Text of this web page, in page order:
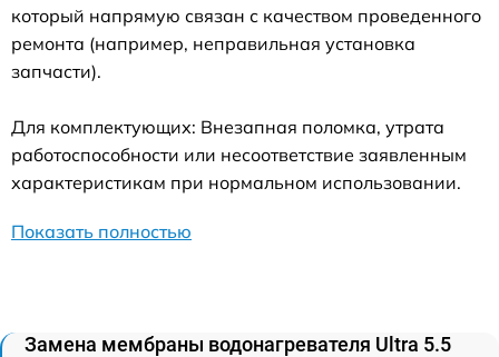
который напрямую связан с качеством проведенного
ремонта (например, неправильная установка
запчасти).
Для комплектующих: Внезапная поломка, утрата
работоспособности или несоответствие заявленным
характеристикам при нормальном использовании.
Показать полностью
Замена мембраны водонагревателя Ultra 5.5